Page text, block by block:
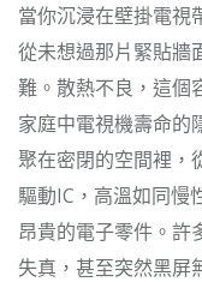
當你沉浸在壁掛電視
從未想過那片緊貼牆
難。散熱不良，這個
家庭中電視機壽命的
聚在密閉的空間裡，
驅動IC，高溫如同慢
昂貴的電子零件。許
失真，甚至突然黑屏